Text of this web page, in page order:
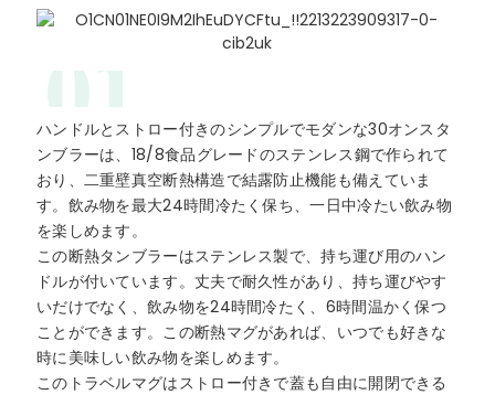
01
ハンドルとストロー付きのシンプルでモダンな30オンスタ
ンブラーは、18/8食品グレードのステンレス鋼で作られて
おり、二重壁真空断熱構造で結露防止機能も備えていま
す。飲み物を最大24時間冷たく保ち、一日中冷たい飲み物
を楽しめます。
この断熱タンブラーはステンレス製で、持ち運び用のハン
ドルが付いています。丈夫で耐久性があり、持ち運びやす
いだけでなく、飲み物を24時間冷たく、6時間温かく保つ
ことができます。この断熱マグがあれば、いつでも好きな
時に美味しい飲み物を楽しめます。
このトラベルマグはストロー付きで蓋も自由に開閉できる